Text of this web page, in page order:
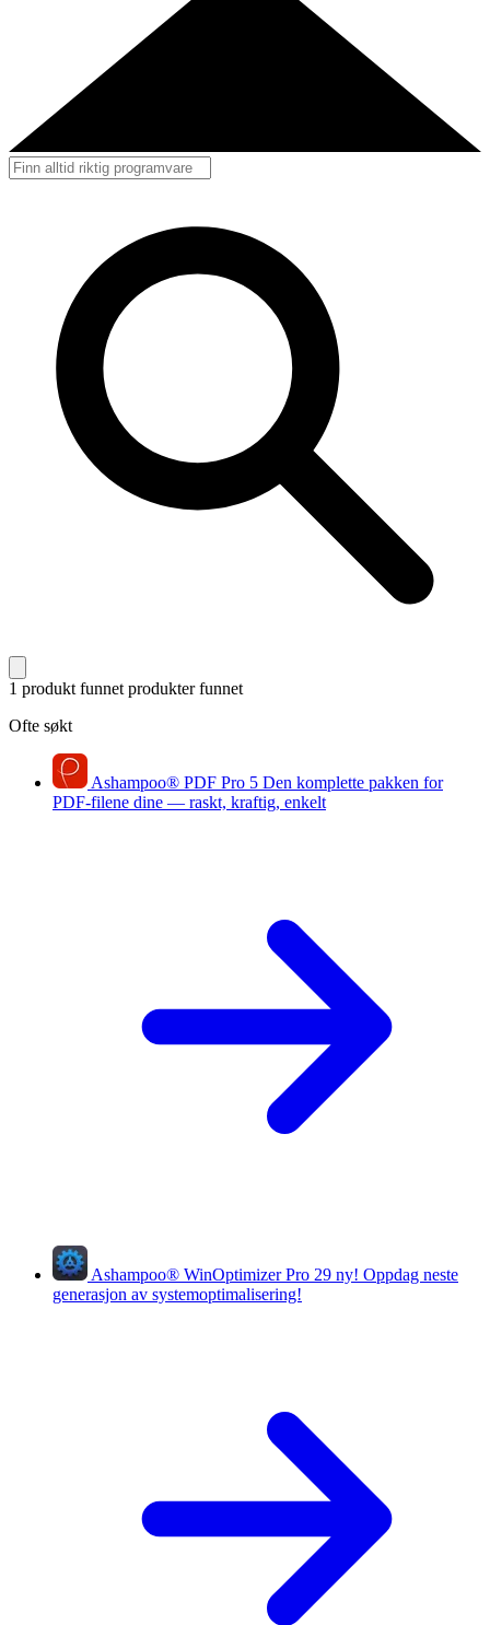
1 produkt funnet produkter funnet
Ofte søkt
Ashampoo® PDF Pro 5 Den komplette pakken for
PDF-filene dine — raskt, kraftig, enkelt
Ashampoo® WinOptimizer Pro 29 ny! Oppdag neste
generasjon av systemoptimalisering!